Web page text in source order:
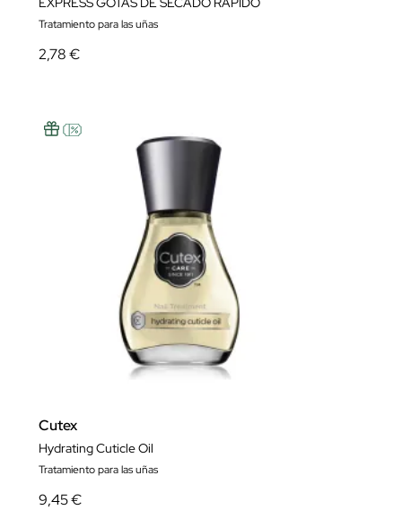
Tratamiento para las uñas
2,78 €
Cutex
Hydrating Cuticle Oil
Tratamiento para las uñas
9,45 €